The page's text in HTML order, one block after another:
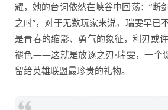
耀，她的台词依然在峡谷中回荡：“断
之时”，对于无数玩家来说，瑞雯早已
是青春的缩影、勇气的象征，利刃或
褪色——这就是放逐之刃·瑞雯，一个
留给英雄联盟最珍贵的礼物。